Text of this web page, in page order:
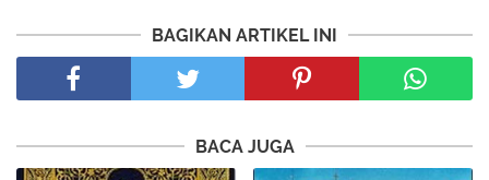
BAGIKAN ARTIKEL INI
BACA JUGA